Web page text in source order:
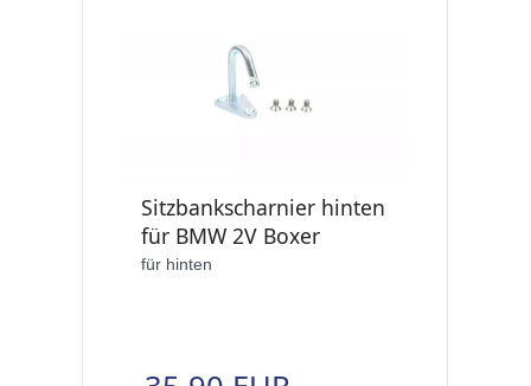
Sitzbankscharnier hinten
für BMW 2V Boxer
für hinten